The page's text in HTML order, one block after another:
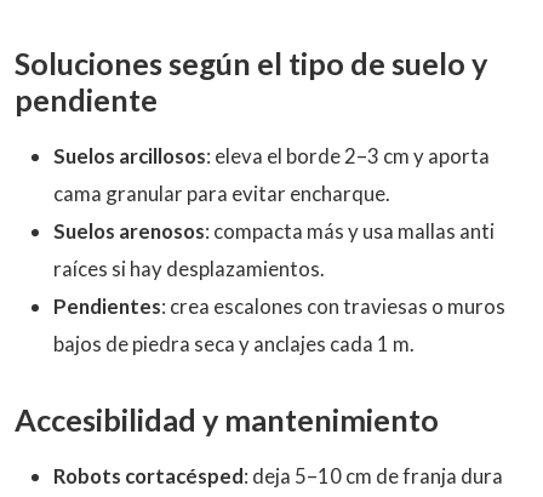
Soluciones según el tipo de suelo y
pendiente
Suelos arcillosos: eleva el borde 2–3 cm y aporta
cama granular para evitar encharque.
Suelos arenosos: compacta más y usa mallas anti
raíces si hay desplazamientos.
Pendientes: crea escalones con traviesas o muros
bajos de piedra seca y anclajes cada 1 m.
Accesibilidad y mantenimiento
Robots cortacésped: deja 5–10 cm de franja dura